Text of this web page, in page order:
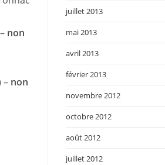
non
– non
juillet 2013
mai 2013
avril 2013
février 2013
novembre 2012
octobre 2012
août 2012
juillet 2012